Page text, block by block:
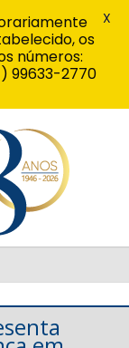
os
números:
99633-2770
X